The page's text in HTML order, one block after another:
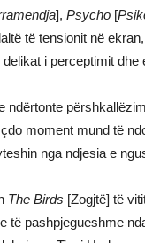
], Psycho [
të tensionit në
i perceptimit dhe
ndërtonte
moment mund të
nga ndjesia e
The Birds [Zogjtë] të
të pashpjegueshme